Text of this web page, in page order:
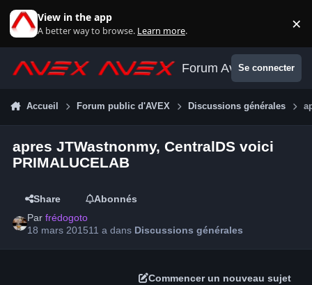
View in the app
A better way to browse. Learn more. ×
Forum AvexSe connecter
Accueil Forum public d'AVEX Discussions générales
apres JTWastnonmy, CentralDS voici
PRIMALUCELAB
Share
Abonnés
Parfrédogoto
18 mars 201511 a dans Discussions générales
Commencer un nouveau sujet